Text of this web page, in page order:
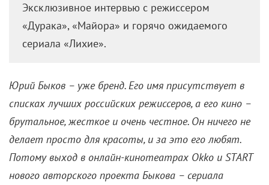
Эксклюзивное интервью с режиссером
«Дурака», «Майора» и горячо ожидаемого
сериала «Лихие».
Юрий Быков – уже бренд. Его имя присутствует в
списках лучших российских режиссеров, а его кино –
брутальное, жесткое и очень честное. Он ничего не
делает просто для красоты, и за это его любят.
Потому выход в онлайн-кинотеатрах Okko и START
нового авторского проекта Быкова – сериала